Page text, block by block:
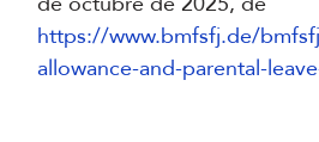
https://www.bmfsfj.de/
allowance-and-parental-